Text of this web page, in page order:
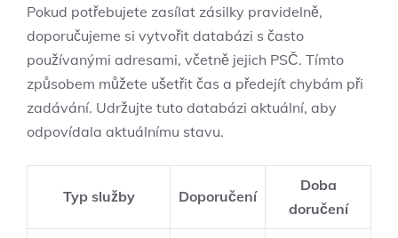
Pokud potřebujete zasílat zásilky pravidelně,
doporučujeme si vytvořit databázi s často
používanými adresami, včetně jejich PSČ. Tímto
způsobem můžete ušetřit čas a ⁢předejít chybám při
zadávání. Udržujte tuto databázi​ aktuální, aby
odpovídala aktuálnímu stavu.
Typ služby Doporučení
Doba
doručení